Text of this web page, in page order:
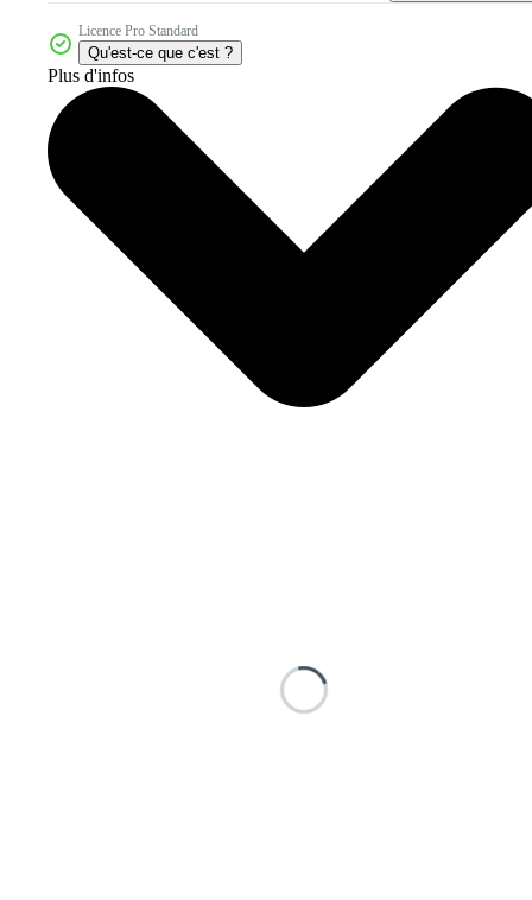
Licence Pro Standard
Qu'est-ce que c'est ?
Plus d'infos